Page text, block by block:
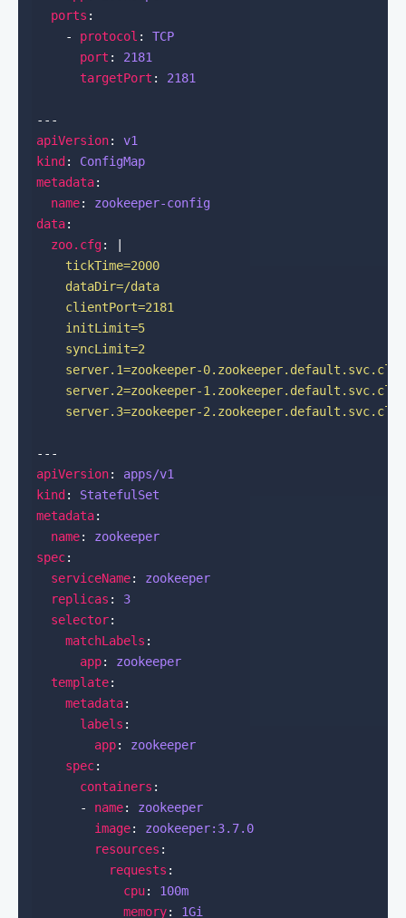
ports
    -
protocol : TCP
port : 2181
targetPort : 2181
apiVersion: v1
kind : ConfigMap
metadata
name: zookeeper-config
data
zoo.cfg: |
server.3=zookeeper-
apiVersion: apps/v1
kind : StatefulSet
metadata
name: zookeeper
spec
serviceName: zookeeper
replicas : 3
selector
matchLabels
app: zookeeper
template
metadata
labels
app: zookeeper
spec
containers
      -
name: zookeeper
image: zookeeper:3.7.0
resources
requests
cpu: 100m
memory: 1Gi